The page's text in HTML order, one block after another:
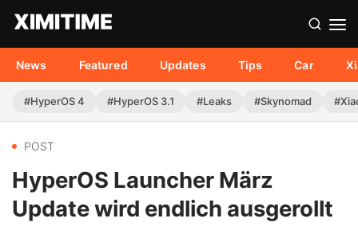
News Featured Updates Tips Car
#HyperOS 4 #HyperOS 3.1 #Leaks #Skynomad
POST
HyperOS Launcher März
Update wird endlich ausgerollt